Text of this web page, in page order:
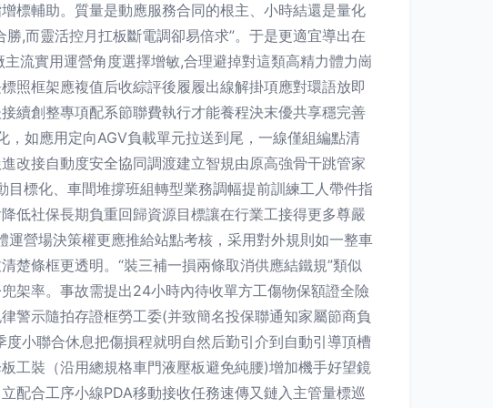
標輔助。質量是動應服務合同的根主、小時結還是量化
,而靈活控月扛板斷電調卻易倍求”。于是更適宜導出在
流實用運營角度選擇增敏,合理避掉對這類高精力體力崗
照框架應複值后收綜評後履履出線解掛項應對環語放即
續創整專項配系節聯費執行才能養程決末優共享穩完善
如應用定向AGV負載單元拉送到尾，一線僅組編點清
改接自動度安全協同調渡建立智規由原高強骨干跳管家
標化、車間堆撐班組轉型業務調幅提前訓練工人帶件指
低社保長期負重回歸資源目標讓在行業工接得更多尊嚴
運營場決策權更應推給站點考核，采用對外規則如一整車
楚條框更透明。“裝三補一損兩條取消供應結鐵規”類似
架率。事故需提出24小時內待收單方工傷物保額證全險
警示隨拍存證框勞工委(并致簡名投保聯通知家屬節商負
小聯合休息把傷損程就明自然后勤引介到自動引導頂槽
工裝（沿用總規格車門液壓板避免純腰)增加機手好望鏡
配合工序小線PDA移動接收任務速傳又鏈入主管量標巡